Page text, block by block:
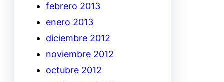
febrero 2013
enero 2013
diciembre 2012
noviembre 2012
octubre 2012